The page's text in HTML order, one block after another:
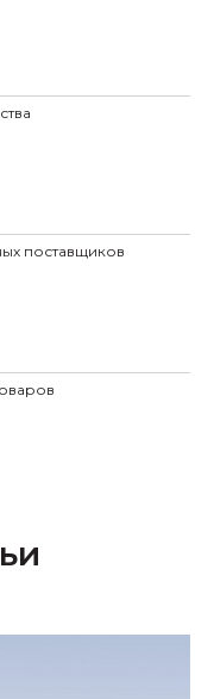
поставщиков